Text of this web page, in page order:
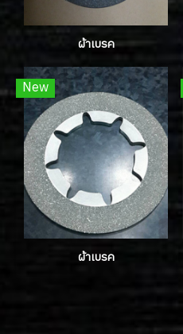
ผ้าเบรค
New
ผ้าเบรค